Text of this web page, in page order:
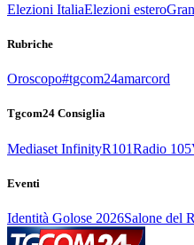
Elezioni ItaliaElezioni estero
Rubriche
Oroscopo#tgcom24amarcord
Tgcom24 Consiglia
Mediaset InfinityR101Radio 105
Eventi
Identità Golose 2026Salone del